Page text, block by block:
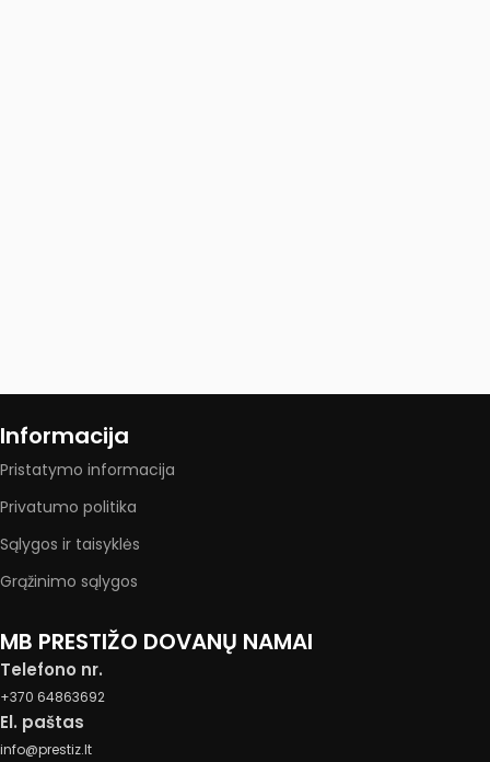
Informacija
Pristatymo informacija
Privatumo politika
Sąlygos ir taisyklės
Grąžinimo sąlygos
MB PRESTIŽO DOVANŲ NAMAI
Telefono nr.
+370 64863692
El. paštas
info@prestiz.lt